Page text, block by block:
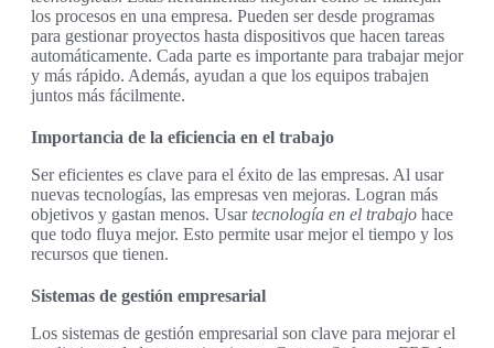
los procesos en una empresa. Pueden ser desde programas
para gestionar proyectos hasta dispositivos que hacen tareas
automáticamente. Cada parte es importante para trabajar mejor
y más rápido. Además, ayudan a que los equipos trabajen
juntos más fácilmente.
Importancia de la eficiencia en el trabajo
Ser eficientes es clave para el éxito de las empresas. Al usar
nuevas tecnologías, las empresas ven mejoras. Logran más
objetivos y gastan menos. Usartecnología en el trabajo hace
que todo fluya mejor. Esto permite usar mejor el tiempo y los
recursos que tienen.
Sistemas de gestión empresarial
Los sistemas de gestión empresarial son clave para mejorar el